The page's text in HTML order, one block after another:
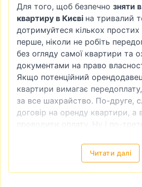
Для того, щоб безпечно зняти
квартиру в Києві на тривалий
дотримуйтеся кількох
перше, ніколи не робіть
без огляду самої квартири та
документами на право
Якщо потенційний
квартири вимагає
за все шахрайство. По-друге,
договір на оренду квартири, а
проводити оплату. Ну і по-
то це теж зазвичай ознака
Зняти квартиру в Києві—
Київ поділений на десять
Читати далі